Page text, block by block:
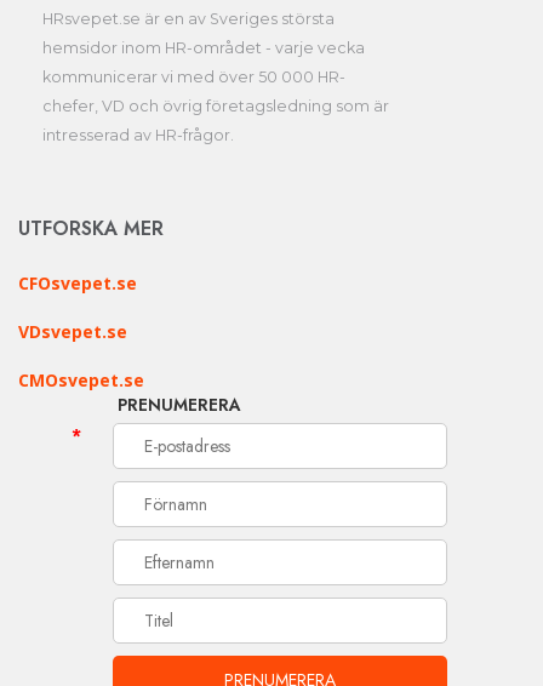
HRsvepet.se är en av Sveriges största
hemsidor inom HR-området - varje vecka
kommunicerar vi med över 50 000 HR-
chefer, VD och övrig företagsledning som är
intresserad av HR-frågor.
UTFORSKA MER
CFOsvepet.se
VDsvepet.se
CMOsvepet.se
PRENUMERERA
*